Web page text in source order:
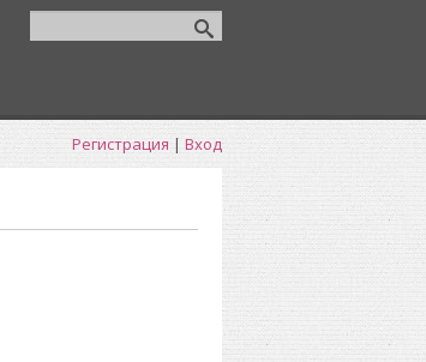
Регистрация | Вход